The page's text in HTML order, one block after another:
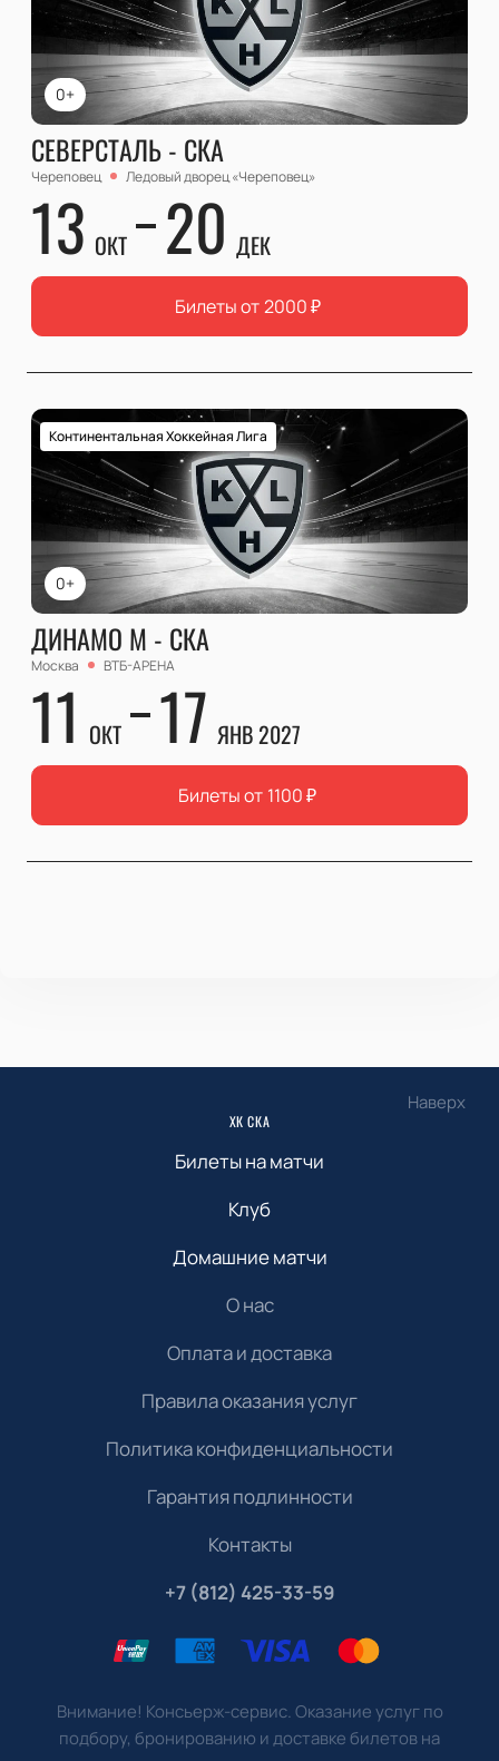
0+
СЕВЕРСТАЛЬ - СКА
Череповец Ледовый дворец «Череповец»
13 ОКТ 20 ДЕК
Билеты от 2000₽
0+
Континентальная Хоккейная Лига
ДИНАМО М - СКА
Москва ВТБ-АРЕНА
11 ОКТ 17 ЯНВ 2027
Билеты от 1100₽
Наверх
ХК СКА
Билеты на матчи
Клуб
Домашние матчи
О нас
Оплата и доставка
Правила оказания услуг
Политика конфиденциальности
Гарантия подлинности
Контакты
+7 (812) 425-33-59
Внимание! Консьерж-сервис. Оказание услуг по
подбору, бронированию и доставке билетов на